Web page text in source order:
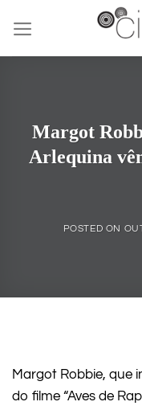
content
Margot
Arlequina
POSTED ON
Margot Robbie, que
do filme “Aves de